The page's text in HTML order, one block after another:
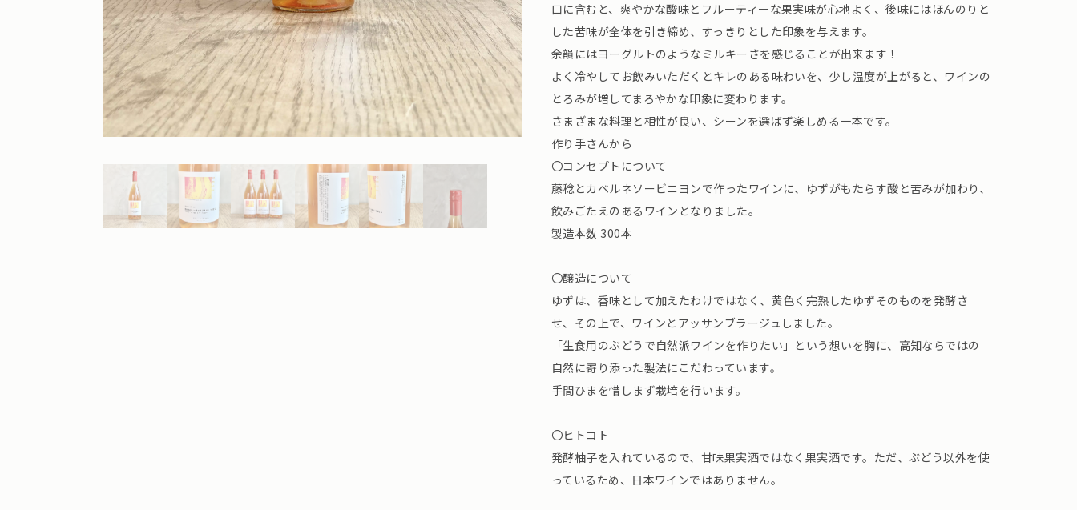
口に含むと、爽やかな酸味とフルーティーな果実味が心地よく、後味にはほんのりと
した苦味が全体を引き締め、すっきりとした印象を与えます。
余韻にはヨーグルトのようなミルキーさを感じることが出来ます！
よく冷やしてお飲みいただくとキレのある味わいを、少し温度が上がると、ワインの
とろみが増してまろやかな印象に変わります。
さまざまな料理と相性が良い、シーンを選ばず楽しめる一本です。
作り手さんから
〇コンセプトについて
藤稔とカベルネソービニヨンで作ったワインに、ゆずがもたらす酸と苦みが加わり、
飲みごたえのあるワインとなりました。
製造本数 300本
〇醸造について
ゆずは、香味として加えたわけではなく、黄色く完熟したゆずそのものを発酵さ
せ、その上で、ワインとアッサンブラージュしました。
「生食用のぶどうで自然派ワインを作りたい」という想いを胸に、高知ならではの
自然に寄り添った製法にこだわっています。
手間ひまを惜しまず栽培を行います。
〇ヒトコト
発酵柚子を入れているので、甘味果実酒ではなく果実酒です。ただ、ぶどう以外を使
っているため、日本ワインではありません。